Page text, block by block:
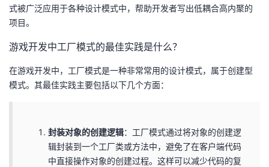
式被广泛应用于各种设计模式中，帮助开发者写出低耦合高内聚的
项目。
游戏开发中工厂模式的最佳实践是什么？
在游戏开发中，工厂模式是一种非常常用的设计模式，属于创建型
模式。其最佳实践主要包括以下几个方面：
封装对象的创建逻辑：工厂模式通过将对象的创建逻
辑封装到一个工厂类或方法中，避免了在客户端代码
中直接操作对象的创建过程。这样可以减少代码的复